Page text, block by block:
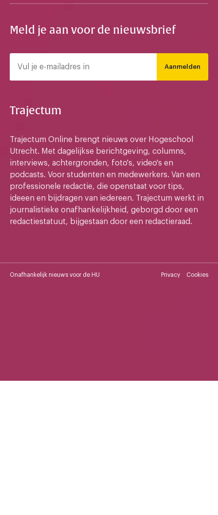
Meld je aan voor de nieuwsbrief
Aanmelden
Trajectum
Trajectum Online brengt nieuws over Hogeschool
Utrecht. Met dagelijkse berichtgeving, columns,
interviews, achtergronden, foto's, video's en
podcasts. Voor studenten en medewerkers. Van een
professionele redactie, die openstaat voor tips,
ideeen en bijdragen van iedereen. Trajectum werkt in
journalistieke onafhankelijkheid, geborgd door een
redactiestatuut, bijgestaan door een redactieraad.
Onafhankelijk nieuws voor de HU Privacy Cookies